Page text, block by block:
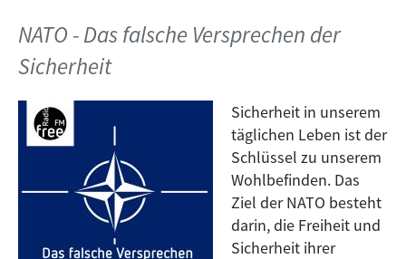
NATO - Das falsche Versprechen der
Sicherheit
Sicherheit in unserem
täglichen Leben ist der
Schlüssel zu unserem
Wohlbefinden. Das
Ziel der NATO besteht
darin, die Freiheit und
Sicherheit ihrer